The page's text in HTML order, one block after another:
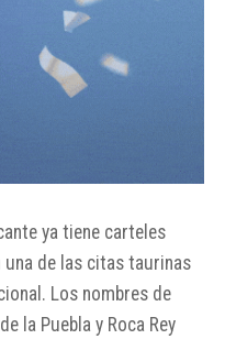
ya tiene carteles
de las citas taurinas
Los nombres de
la Puebla y Roca Rey